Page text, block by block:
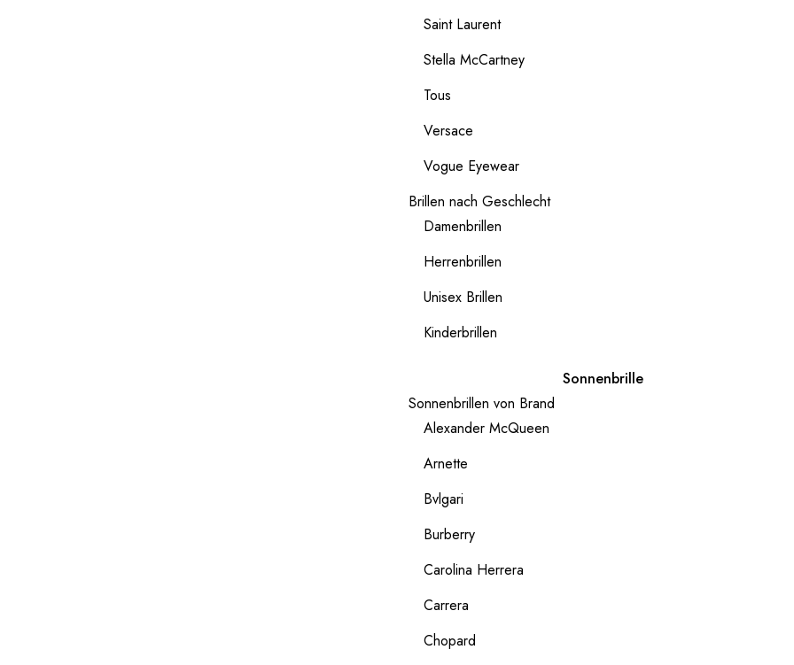
Saint Laurent
Stella McCartney
Tous
Versace
Vogue Eyewear
Brillen nach Geschlecht
Damenbrillen
Herrenbrillen
Unisex Brillen
Kinderbrillen
Sonnenbrille
Sonnenbrillen von Brand
Alexander McQueen
Arnette
Bvlgari
Burberry
Carolina Herrera
Carrera
Chopard